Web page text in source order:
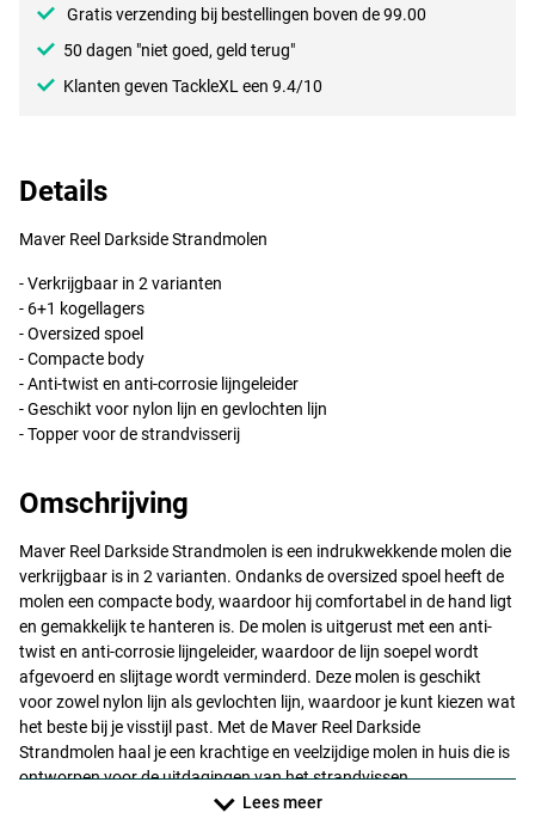
Gratis verzending bij bestellingen boven de 99.00
50 dagen "niet goed, geld terug"
Klanten geven TackleXL een 9.4/10
Details
Maver Reel Darkside Strandmolen
- Verkrijgbaar in 2 varianten
- 6+1 kogellagers
- Oversized spoel
- Compacte body
- Anti-twist en anti-corrosie lijngeleider
- Geschikt voor nylon lijn en gevlochten lijn
- Topper voor de strandvisserij
Omschrijving
Maver Reel Darkside Strandmolen is een indrukwekkende molen die
verkrijgbaar is in 2 varianten. Ondanks de oversized spoel heeft de
molen een compacte body, waardoor hij comfortabel in de hand ligt
en gemakkelijk te hanteren is. De molen is uitgerust met een anti-
twist en anti-corrosie lijngeleider, waardoor de lijn soepel wordt
afgevoerd en slijtage wordt verminderd. Deze molen is geschikt
voor zowel nylon lijn als gevlochten lijn, waardoor je kunt kiezen wat
het beste bij je visstijl past. Met de Maver Reel Darkside
Strandmolen haal je een krachtige en veelzijdige molen in huis die is
ontworpen voor de uitdagingen van het strandvissen.
Lees meer